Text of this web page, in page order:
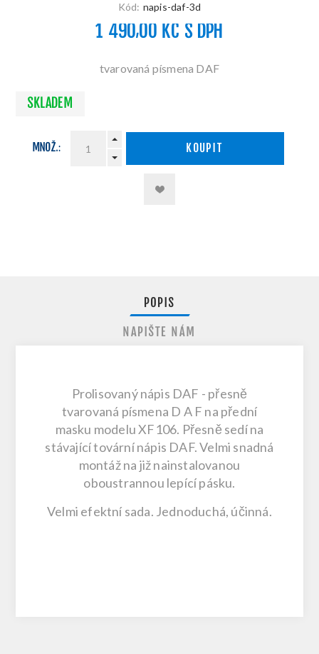
Kód: napis-daf-3d
1 490,00 KČ S DPH
tvarovaná písmena DAF
SKLADEM
MNOŽ.: KOUPIT
POPIS
NAPIŠTE NÁM
Prolisovaný nápis DAF - přesně
tvarovaná písmena D A F na přední
masku modelu XF106. Přesně sedí na
stávající tovární nápis DAF. Velmi snadná
montáž na již nainstalovanou
oboustrannou lepící pásku.
Velmi efektní sada. Jednoduchá, účinná.